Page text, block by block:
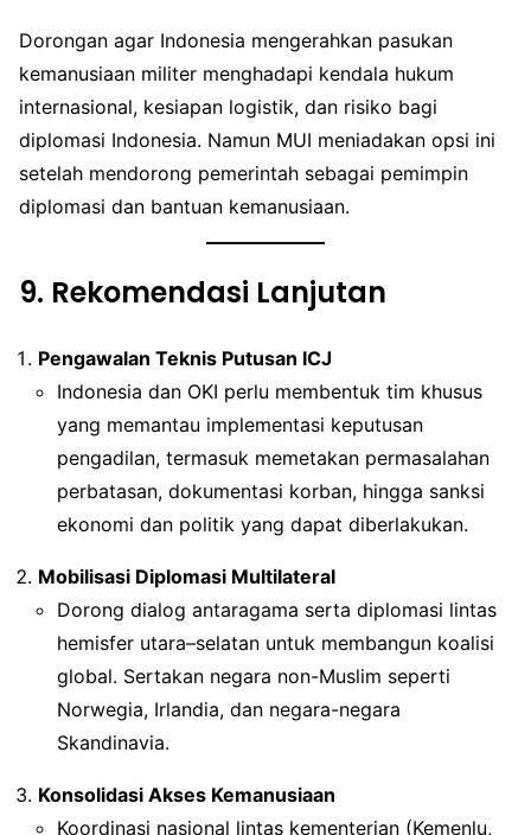
Dorongan agar Indonesia mengerahkan pasukan
kemanusiaan militer menghadapi kendala hukum
internasional, kesiapan logistik, dan risiko bagi
diplomasi Indonesia. Namun MUI meniadakan opsi ini
setelah mendorong pemerintah sebagai pemimpin
diplomasi dan bantuan kemanusiaan.
9. Rekomendasi Lanjutan
Pengawalan Teknis Putusan ICJ
Indonesia dan OKI perlu membentuk tim khusus
yang memantau implementasi keputusan
pengadilan, termasuk memetakan permasalahan
perbatasan, dokumentasi korban, hingga sanksi
ekonomi dan politik yang dapat diberlakukan.
Mobilisasi Diplomasi Multilateral
Dorong dialog antaragama serta diplomasi lintas
hemisfer utara–selatan untuk membangun koalisi
global. Sertakan negara non-Muslim seperti
Norwegia, Irlandia, dan negara-negara
Skandinavia.
Konsolidasi Akses Kemanusiaan
Koordinasi nasional lintas kementerian (Kemenlu,